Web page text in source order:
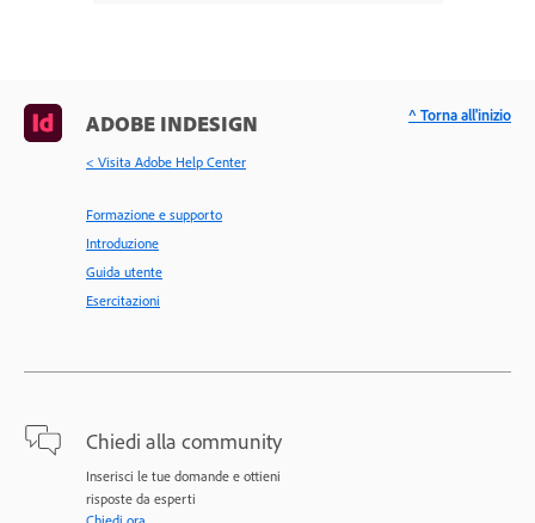
ADOBE INDESIGN
< Visita Adobe Help Center
Formazione e supporto
Introduzione
Guida utente
Esercitazioni
Chiedi alla community
Inserisci le tue domande e ottieni
risposte da esperti
^ Torna all'inizio